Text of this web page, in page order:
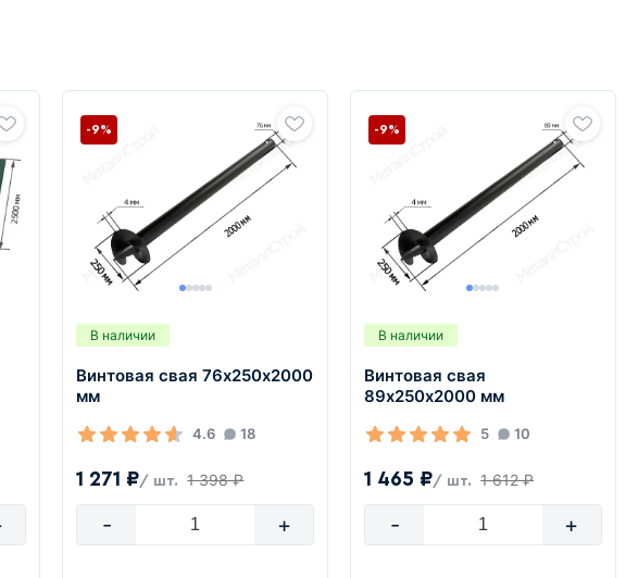
В наличии
Винтовая свая 76х250х2000
мм
4.6 18
1 271 ₽/ шт. 1 398 ₽
-9%
- +
В наличии
Винтовая свая
89х250х2000 мм
5 10
1 465 ₽/ шт. 1 612 ₽
-9%
- +